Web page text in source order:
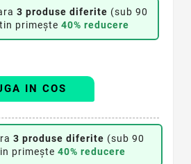
3 produse diferite (sub 90
primește 40% reducere
IN COS
3 produse diferite (sub 90
primește 40% reducere